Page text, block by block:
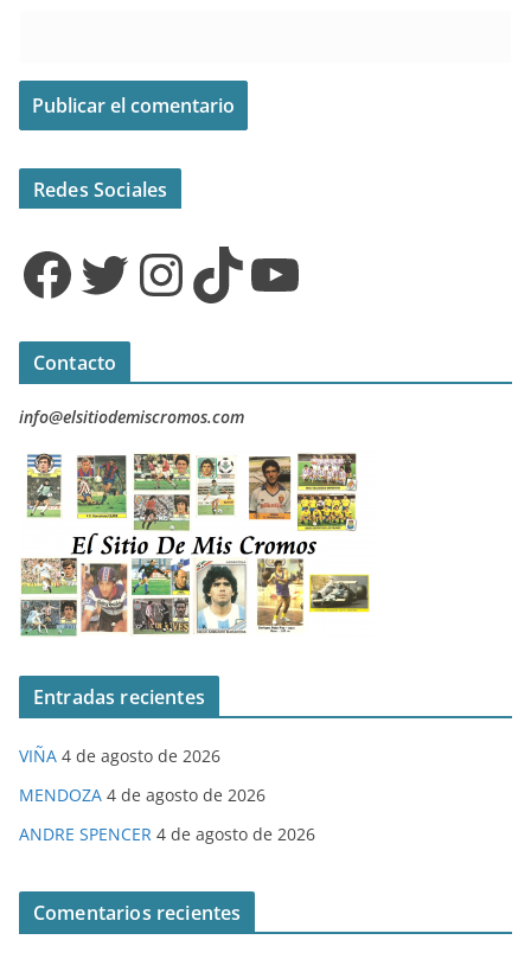
Redes Sociales
Facebook Twitter InstagramTikTok YouTube
Contacto
info@elsitiodemiscromos.com
Entradas recientes
VIÑA 4 de agosto de 2026
MENDOZA 4 de agosto de 2026
ANDRE SPENCER 4 de agosto de 2026
Comentarios recientes